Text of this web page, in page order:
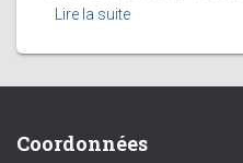
Lire la suite
Coordonnées